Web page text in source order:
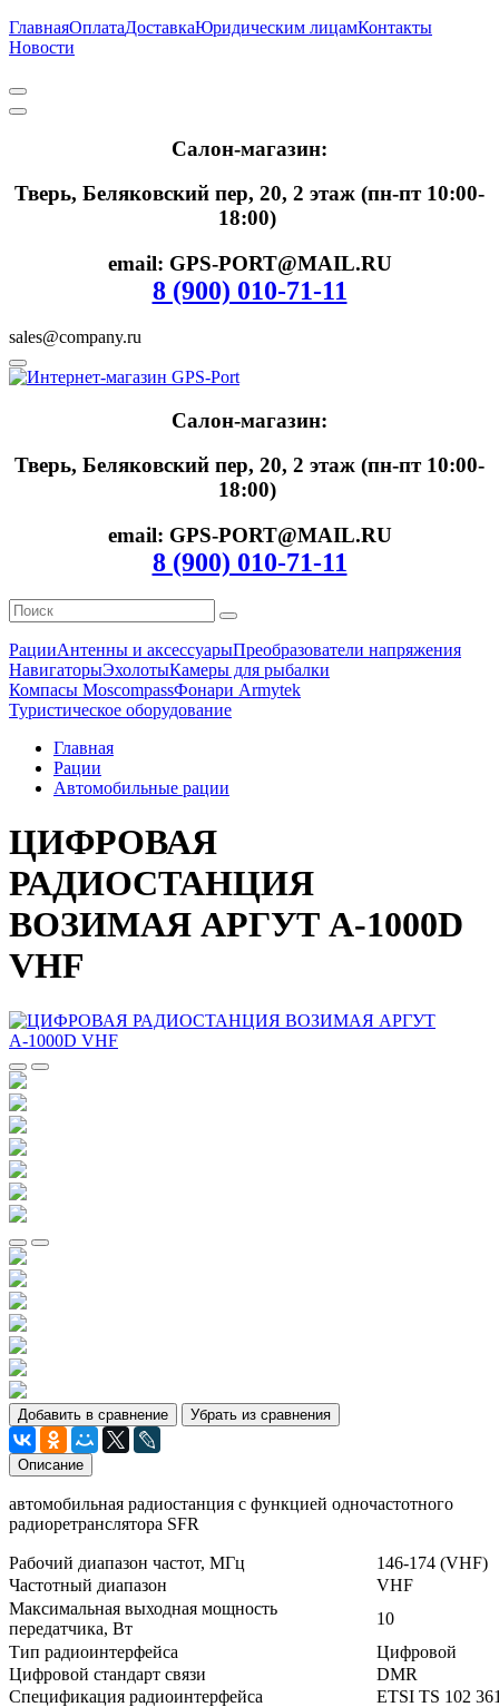
ГлавнаяОплатаДоставкаЮридическим лицамКонтакты
Новости
Салон-магазин:
Тверь, Беляковский пер, 20, 2 этаж (пн-пт 10:00-
18:00)
email: GPS-PORT@MAIL.RU
8 (900) 010-71-11
sales@company.ru
Салон-магазин:
Тверь, Беляковский пер, 20, 2 этаж (пн-пт 10:00-
18:00)
email: GPS-PORT@MAIL.RU
8 (900) 010-71-11
РацииАнтенны и аксессуарыПреобразователи напряжения
НавигаторыЭхолотыКамеры для рыбалки
Компасы MoscompassФонари Armytek
Туристическое оборудование
Главная
Рации
Автомобильные рации
ЦИФРОВАЯ
РАДИОСТАНЦИЯ
ВОЗИМАЯ АРГУТ А-1000D
VHF
Добавить в сравнение Убрать из сравнения
Описание
автомобильная радиостанция с функцией одночастотного
радиоретранслятора SFR
Рабочий диапазон частот, МГц
146-174 (VHF)
Частотный диапазон
VHF
Максимальная выходная мощность
передатчика, Вт
10
Тип радиоинтерфейса
Цифровой
Цифровой стандарт связи
DMR
Спецификация радиоинтерфейса
ETSI TS 102